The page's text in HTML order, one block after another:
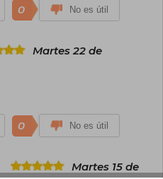
0 No es útil
Martes 22 de
0 No es útil
Martes 15 de